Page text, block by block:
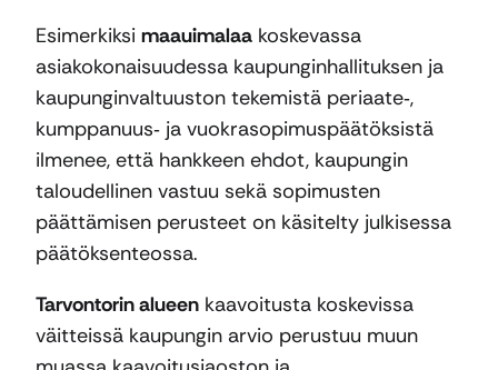
Esimerkiksi maauimalaa koskevassa
asiakokonaisuudessa kaupunginhallituksen ja
kaupunginvaltuuston tekemistä periaate‑,
kumppanuus‑ ja vuokrasopimuspäätöksistä
ilmenee, että hankkeen ehdot, kaupungin
taloudellinen vastuu sekä sopimusten
päättämisen perusteet on käsitelty julkisessa
päätöksenteossa.
Tarvontorin alueen kaavoitusta koskevissa
väitteissä kaupungin arvio perustuu muun